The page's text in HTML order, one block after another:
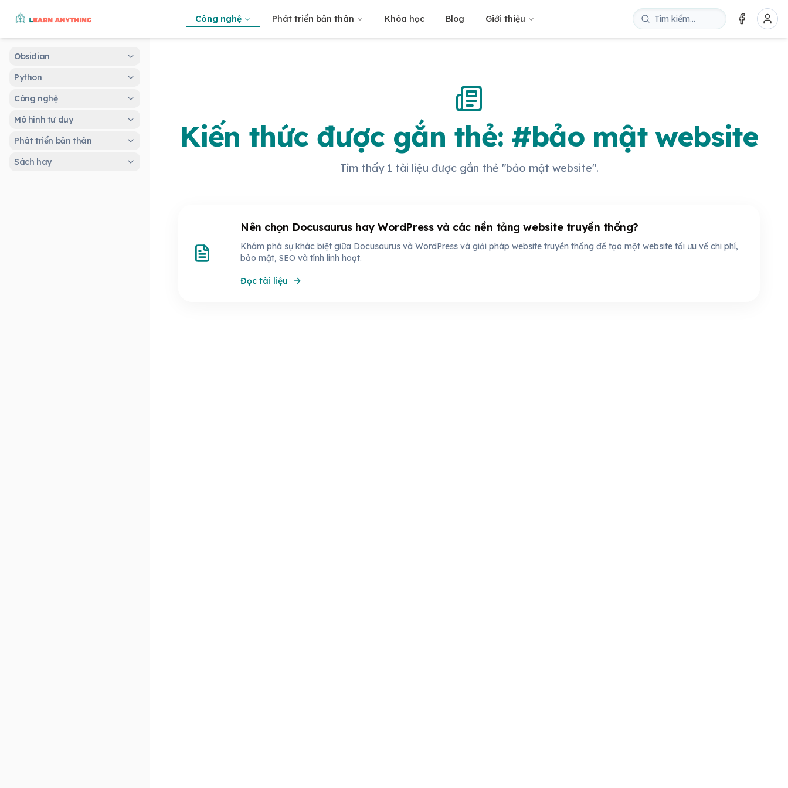
Công nghệ Phát triển bản thân Khóa học Blog Giới thiệu
Obsidian
Python
Công nghệ
Mô hình tư duy
Phát triển bản thân
Sách hay
Kiến thức được gắn thẻ: #bảo mật website
Tìm thấy 1 tài liệu được gắn thẻ "bảo mật website".
Nên chọn Docusaurus hay WordPress và các nền tảng website truyền thống?
Khám phá sự khác biệt giữa Docusaurus và WordPress và giải pháp website truyền thống để tạo một website tối ưu về chi phí,
bảo mật, SEO và tính linh hoạt.
Đọc tài liệu